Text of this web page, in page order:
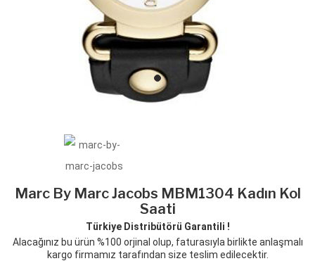
Marc By Marc Jacobs MBM1304 Kadın Kol
Saati
Türkiye Distribütörü Garantili !
Alacağınız bu ürün %100 orjinal olup, faturasıyla birlikte anlaşmalı
kargo firmamız tarafından size teslim edilecektir.